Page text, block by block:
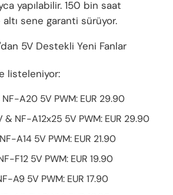
yapılabilir. 150 bin saat
sene garanti sürüyor.
listeleniyor:
A20 5V PWM: EUR 29.90
& NF-A12x25 5V PWM: EUR 29.90
A14 5V PWM: EUR 21.90
F12 5V PWM: EUR 19.90
A9 5V PWM: EUR 17.90